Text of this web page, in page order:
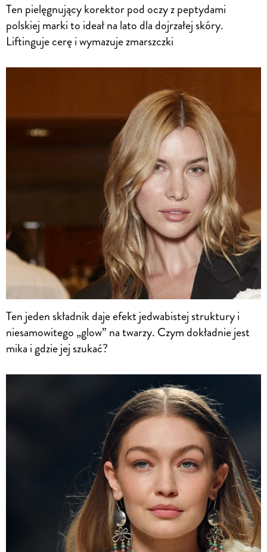
Ten pielęgnujący korektor pod oczy z peptydami
polskiej marki to ideał na lato dla dojrzałej skóry.
Liftinguje cerę i wymazuje zmarszczki
Ten jeden składnik daje efekt jedwabistej struktury i
niesamowitego „glow” na twarzy. Czym dokładnie jest
mika i gdzie jej szukać?